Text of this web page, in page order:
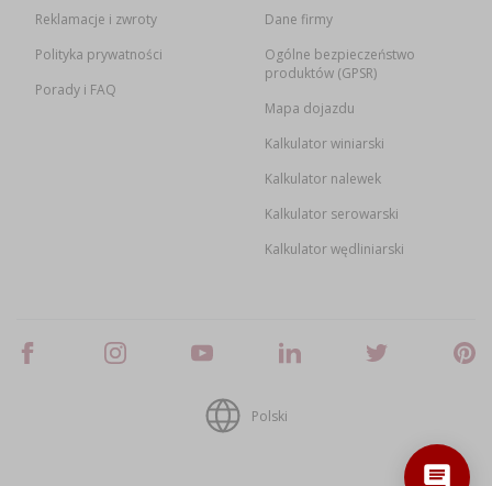
Reklamacje i zwroty
Polityka prywatności
Porady i FAQ
Dane firmy
Ogólne bezpieczeństwo
produktów (GPSR)
Mapa dojazdu
Kalkulator winiarski
Kalkulator nalewek
Kalkulator serowarski
Kalkulator wędliniarski
Polski